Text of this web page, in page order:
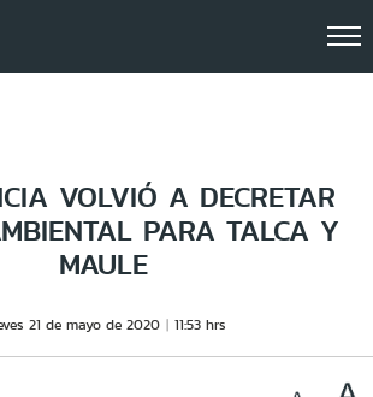
VOLVIÓ A DECRETAR
PARA TALCA Y
MAULE
21 de mayo de 2020 11:53 hrs